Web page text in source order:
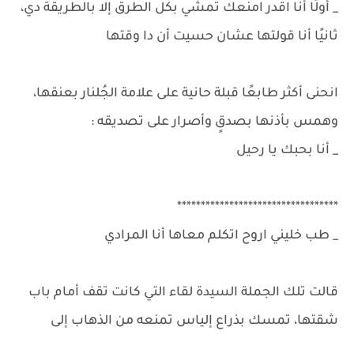
_ أولًا أنا اقدر امنعك تمشي بكل الطرق إلا بالطريقة دي،
ثانيًا أنا قولتها عشان حسيت أن دا وقتها
انحنى أكثر طابعًا قبلة حانية على علامة الجُلنار بعنقها،
وهمس بأذنها بصدقٍ وأصرار على تصديقه :
_ أنا بحبك يا رحيل
**********************************
_ طب خليني اروح اتكلم معاها أنا المرادي
قالت تلك الجملة السيدة لقاء التي كانت تقف أمام باب
شقتها، تمسك بذراع إلياس تمنعه من الذهاب إلى